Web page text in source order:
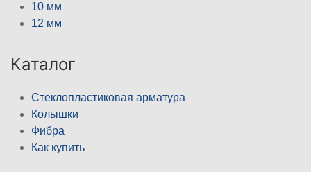
10 мм
12 мм
Каталог
Стеклопластиковая арматура
Колышки
Фибра
Как купить